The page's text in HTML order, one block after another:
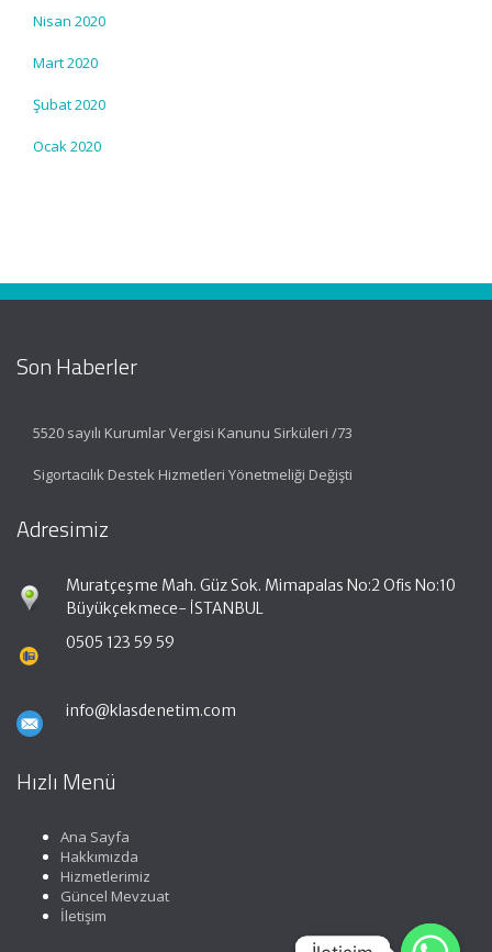
Nisan 2020
Mart 2020
Şubat 2020
Ocak 2020
Son Haberler
5520 sayılı Kurumlar Vergisi Kanunu Sirküleri /73
Sigortacılık Destek Hizmetleri Yönetmeliği Değişti
Adresimiz
Muratçeşme Mah. Güz Sok. Mimapalas No:2 Ofis No:10
Büyükçekmece- İSTANBUL
0505 123 59 59
info@klasdenetim.com
Hızlı Menü
Ana Sayfa
Hakkımızda
Hizmetlerimiz
Güncel Mevzuat
İletişim